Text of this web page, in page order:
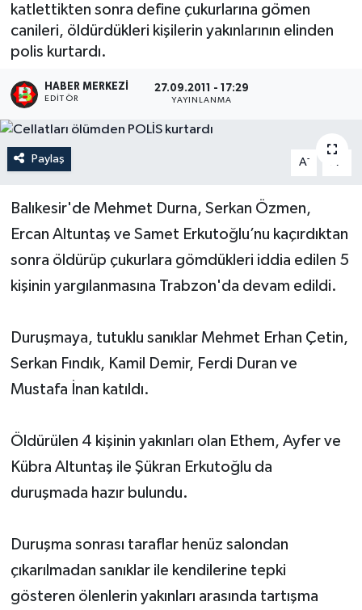
katlettikten sonra define çukurlarına gömen
canileri, öldürdükleri kişilerin yakınlarının elinden
polis kurtardı.
HABER MERKEZI
EDITÖR
27.09.2011 - 17:29
YAYINLANMA
Paylaş A- A
Balıkesir'de Mehmet Durna, Serkan Özmen,
Ercan Altuntaş ve Samet Erkutoğlu’nu kaçırdıktan
sonra öldürüp çukurlara gömdükleri iddia edilen 5
kişinin yargılanmasına Trabzon'da devam edildi.
Duruşmaya, tutuklu sanıklar Mehmet Erhan Çetin,
Serkan Fındık, Kamil Demir, Ferdi Duran ve
Mustafa İnan katıldı.
Öldürülen 4 kişinin yakınları olan Ethem, Ayfer ve
Kübra Altuntaş ile Şükran Erkutoğlu da
duruşmada hazır bulundu.
Duruşma sonrası taraflar henüz salondan
çıkarılmadan sanıklar ile kendilerine tepki
gösteren ölenlerin yakınları arasında tartışma